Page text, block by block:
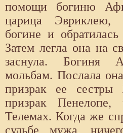
помощи богиню
царица Эвриклею,
богине и
Затем легла она на
заснула. Богиня
мольбам. Послала
призрак ее
призрак
Телемах. Когда же
судьбе мужа,